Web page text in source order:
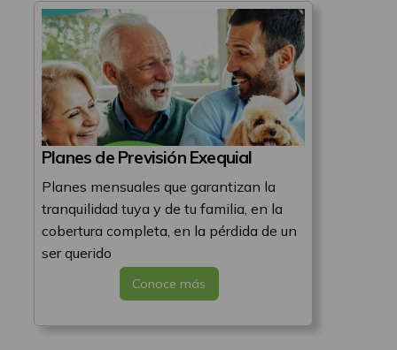
Planes de Previsión Exequial
Planes mensuales que garantizan la
tranquilidad tuya y de tu familia, en la
cobertura completa, en la pérdida de un
ser querido
Conoce más